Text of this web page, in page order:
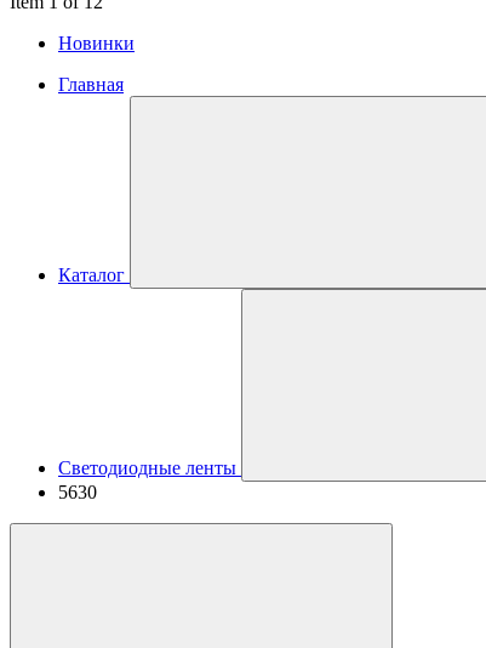
Новинки
Главная
Каталог
Светодиодные ленты
5630